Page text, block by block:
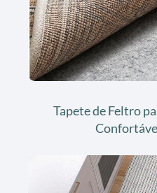
Tapete de Feltro